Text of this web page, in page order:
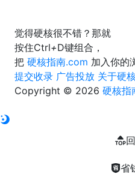
觉得硬核很不错？那就
按住Ctrl+D键组合，
把 硬核指南.com 加入你的
提交收录 广告投放 关于硬
Copyright © 2026 硬核指
省